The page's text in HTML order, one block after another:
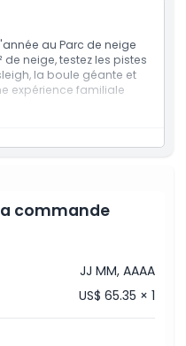
au Parc de neige
de neige, testez les pistes
la boule géante et
expérience familiale
avec séjour illimité.
de la Montagne (une
pantalon,
de neige et gants en
pour les enfants de
commande
JJ MM, AAAA
US$ 65.35 × 1